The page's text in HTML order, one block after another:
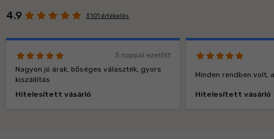
4.9 3 101 értékelés
3 nappal ezelőtt
Nagyon jó árak, bőséges választék, gyors
kiszállítás
Hitelesített vásárló
Minden rendben volt,
Hitelesített vásárló